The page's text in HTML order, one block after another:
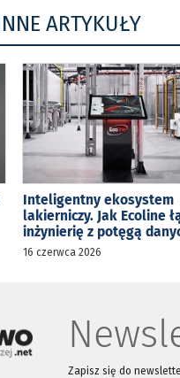
ARTYKUŁY
Inteligentny ekosystem
lakierniczy. Jak Ecoline
inżynierię z potęgą
16 czerwca 2026
Zapisz się do